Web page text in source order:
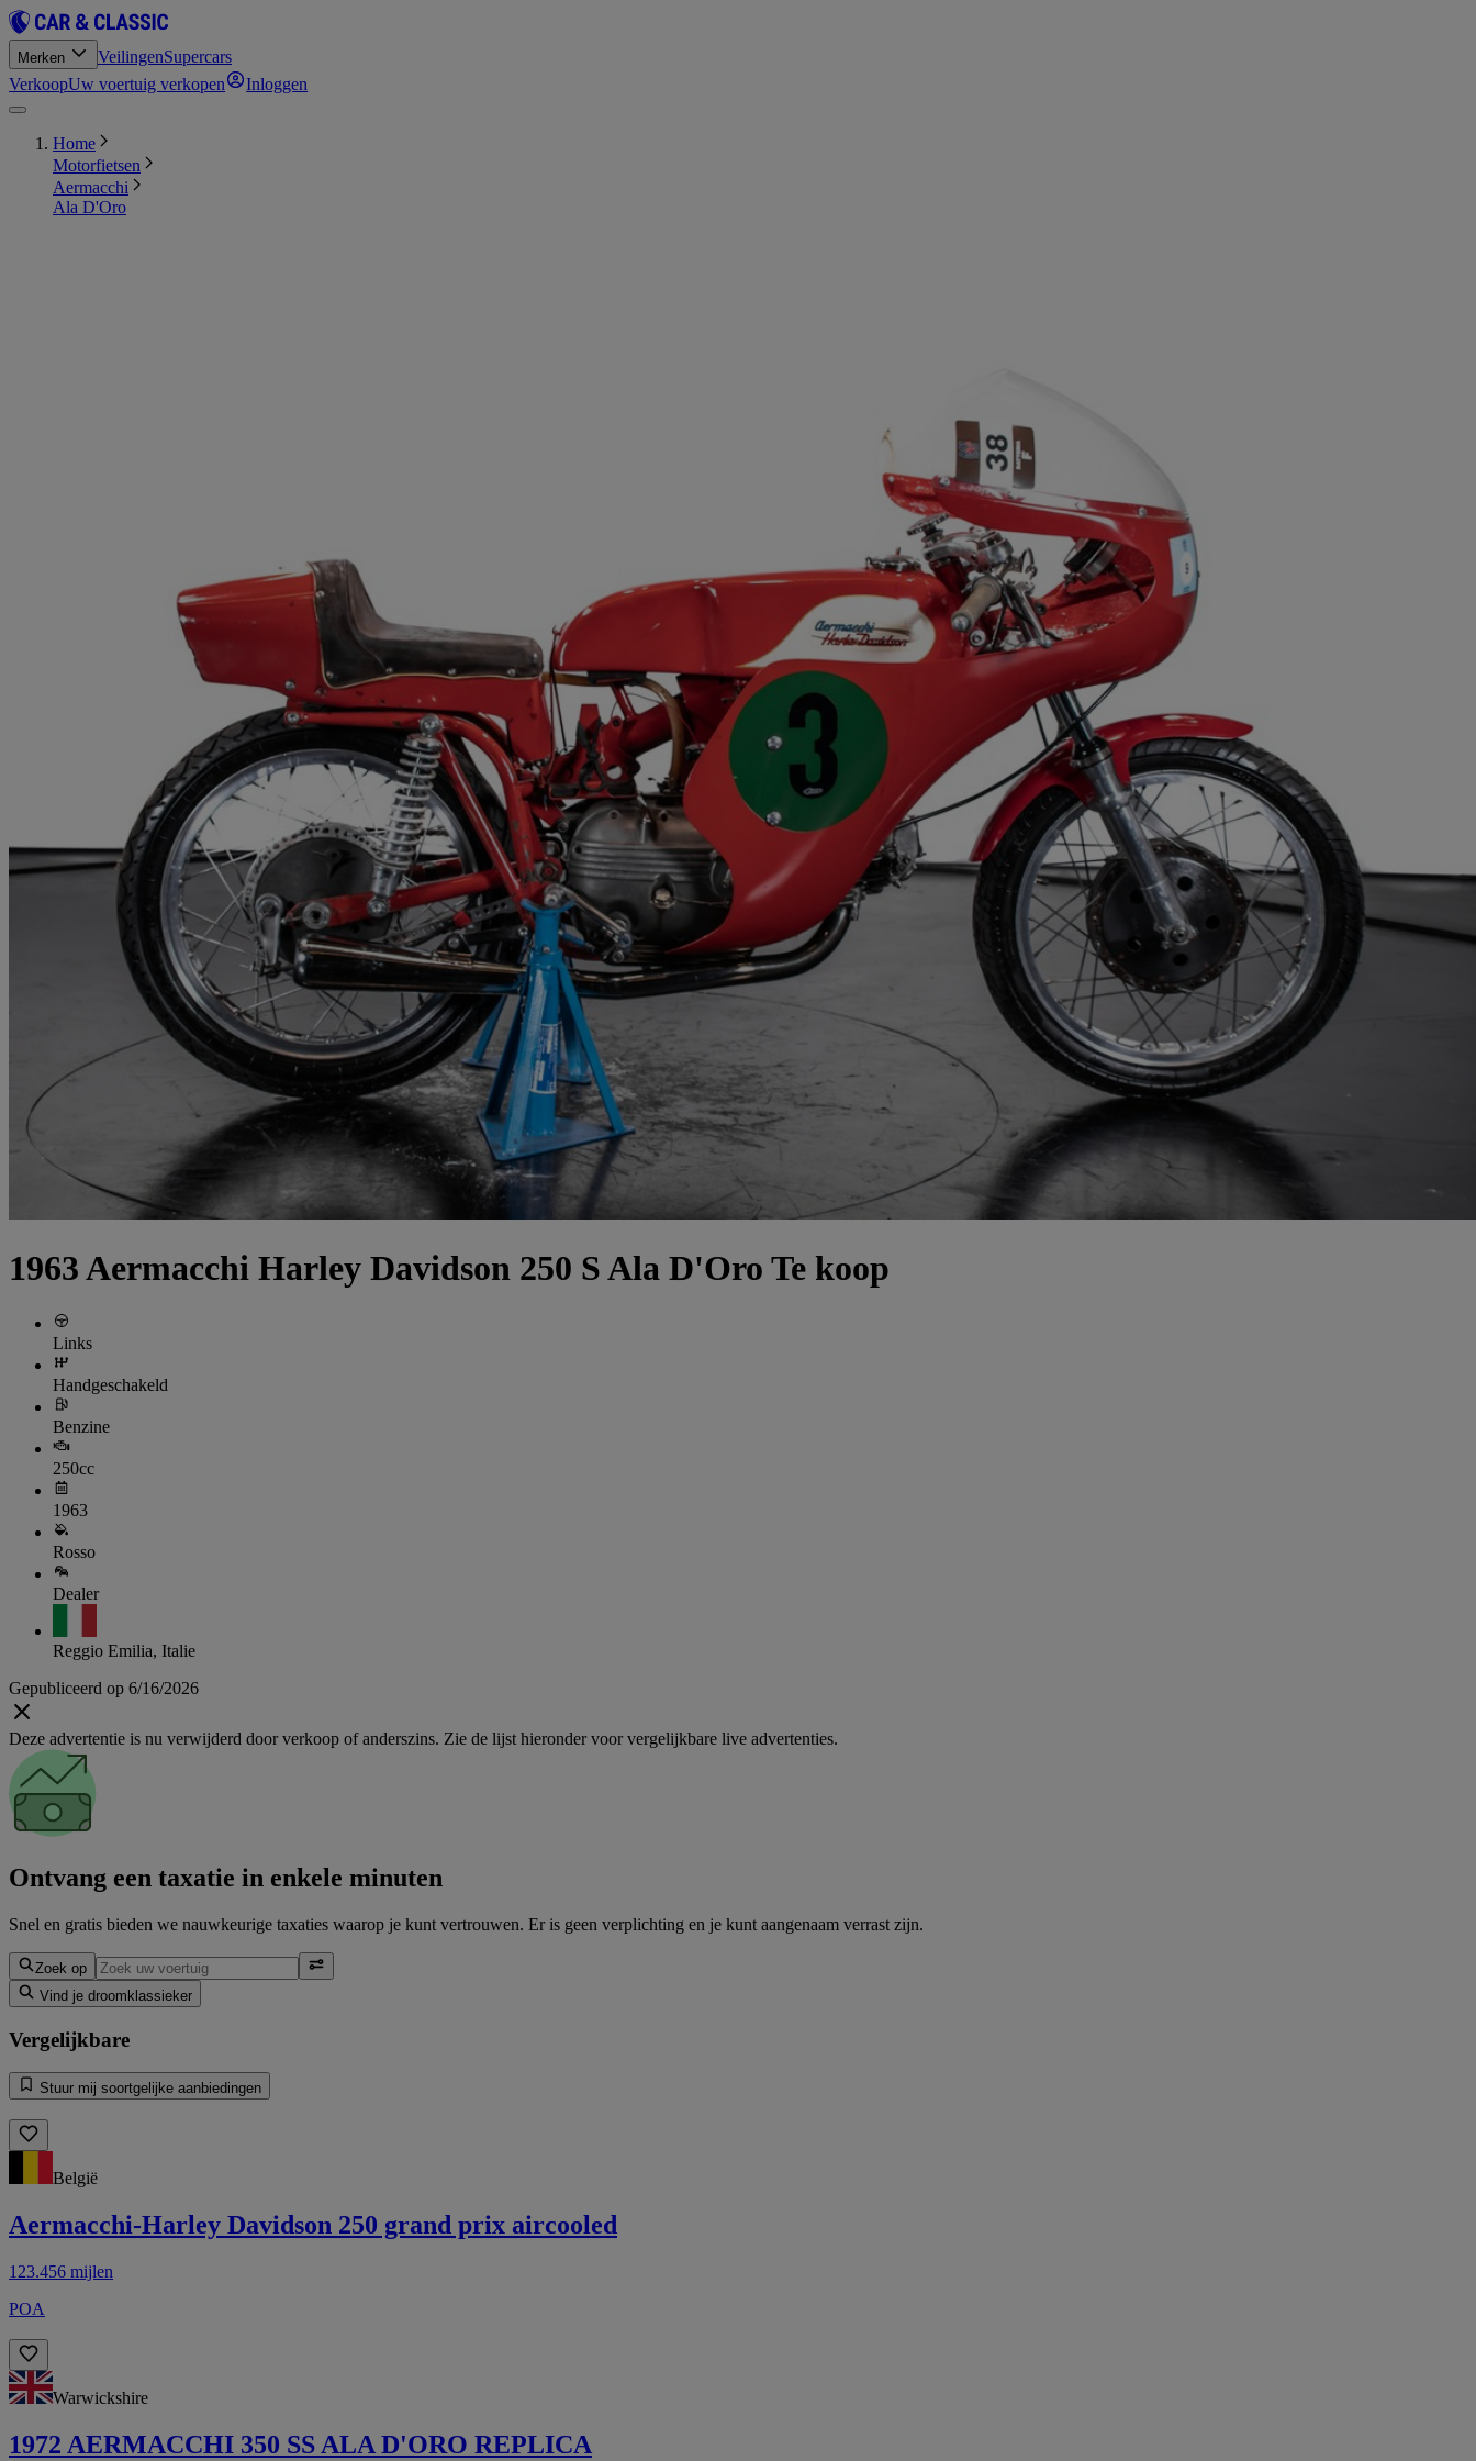
Merken VeilingenSupercars
VerkoopUw voertuig verkopen Inloggen
Home
Motorfietsen
Aermacchi
Ala D'Oro
1963 Aermacchi Harley Davidson 250 S Ala D'Oro Te koop
Links
Handgeschakeld
Benzine
250cc
1963
Rosso
Dealer
Reggio Emilia, Italie
Gepubliceerd op 6/16/2026
Deze advertentie is nu verwijderd door verkoop of anderszins. Zie de lijst hieronder voor vergelijkbare live advertenties.
Ontvang een taxatie in enkele minuten
Snel en gratis bieden we nauwkeurige taxaties waarop je kunt vertrouwen. Er is geen verplichting en je kunt aangenaam verrast zijn.
Zoek op
Vind je droomklassieker
Vergelijkbare
Stuur mij soortgelijke aanbiedingen
België
Aermacchi-Harley Davidson 250 grand prix aircooled
123.456 mijlen
POA
Warwickshire
1972 AERMACCHI 350 SS ALA D'ORO REPLICA